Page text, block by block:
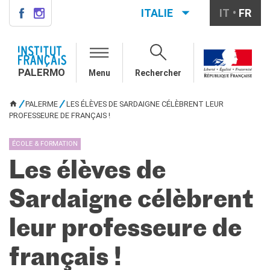
QUI SOMMES-NOUS ?
Notre équipe
COURS DE FRANÇAIS
Cours intensifs
Cours à la carte
Atelier
Cours de préparation DELF-
DALF
Cours pour écoles
DIPLÔMES ET TESTS
DELF-DALF
Autres tests
ITALIE IT FR
PALERMO Menu Rechercher
VOUS ÊTES ICI
PALERME
LES ÉLÈVES DE SARDAIGNE CÉLÈBRENT LEUR
PROFESSEURE DE FRANÇAIS !
ÉCOLE & FORMATION
Les élèves de
Sardaigne célèbrent
leur professeure de
français !